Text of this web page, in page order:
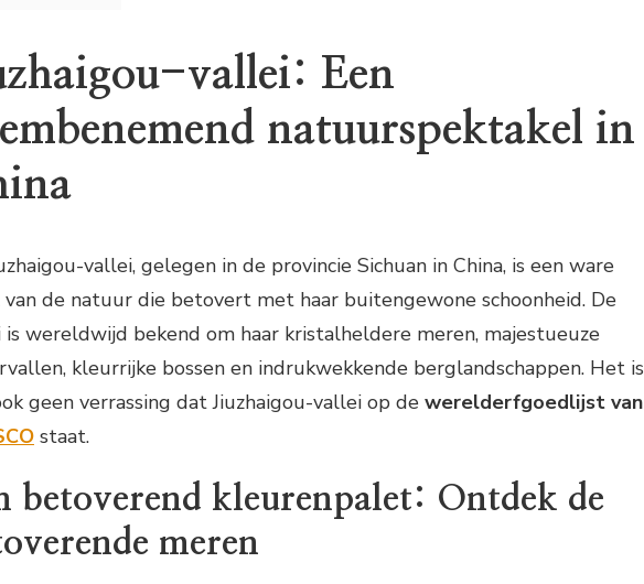
vallei: Een
natuurspektakel in
vallei, gelegen in de provincie Sichuan in China, is een ware
de natuur die betovert met haar buitengewone schoonheid. De
wereldwijd bekend om haar kristalheldere meren, majestueuze
kleurrijke bossen en indrukwekkende berglandschappen. Het is
geen verrassing dat Jiuzhaigou-vallei op de werelderfgoedlijst van
staat.
betoverend kleurenpalet: Ontdek de
meren